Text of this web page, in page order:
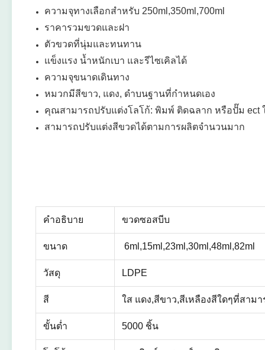
ความจุทางเลือกสำหรับ 250ml,350ml,700ml
ราคารวมขวดและฝา
ตัวขวดที่นุ่มและทนทาน
แข็งแรง น้ำหนักเบา และรีไซเคิลได้
ความจุขนาดเดินทาง
หมวกมีสีขาว, แดง, ดำบนฐานที่กำหนดเอง
คุณสามารถปรับแต่งโลโก้: พิมพ์ ติดฉลาก หรือปั๊ม ect
สามารถปรับแต่งสีขวดได้ตามการผลิตจำนวนมาก
คำอธิบาย ขวดซอสบีบ
ขนาด 6ml,15ml,23ml,30ml,48ml,82ml
วัสดุ LDPE
สี ใส แดง,สีขาว,สีเหลืองสีใดๆที่สาม
ขั้นต่ำ 5000 ชิ้น